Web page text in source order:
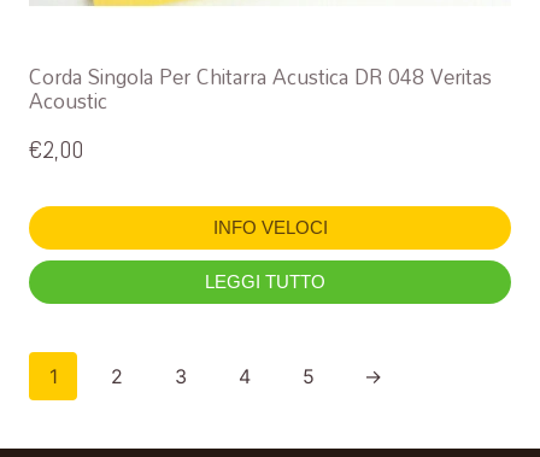
Corda Singola Per Chitarra Acustica DR 048 Veritas
Acoustic
€2,00
INFO VELOCI
LEGGI TUTTO
1 2 3 4 5 →